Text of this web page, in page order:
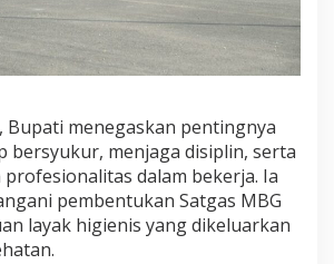
a
Bupati menegaskan pentingnya
bersyukur, menjaga disiplin, serta
dalam bekerja. Ia
pembentukan Satgas MBG
layak higienis yang dikeluarkan